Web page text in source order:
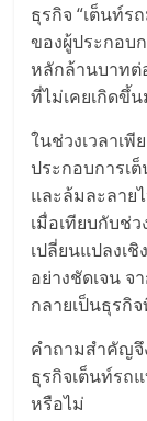
ไทย,
แฟ
รน
ไชส์,
ที่
ปรึก
ธุรกิจ “เต็นท์ร
ของผู้ประกอบ
หลักล้านบาทต่
ที่ไม่เคยเกิดขึ้
ในช่วงเวลาเพี
ประกอบการเ
และล้มละลาย
เมื่อเทียบกับช่
เปลี่ยนแปลงเ
อย่างชัดเจน จ
กลายเป็นธุรกิ
คำถามสำคัญจึ
ธุรกิจเต็นท์รถ
หรือไม่